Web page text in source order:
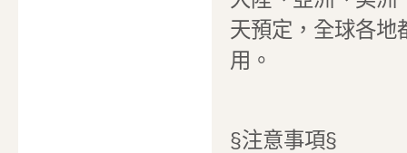
天預定，全球各地
用。
§注意事項§